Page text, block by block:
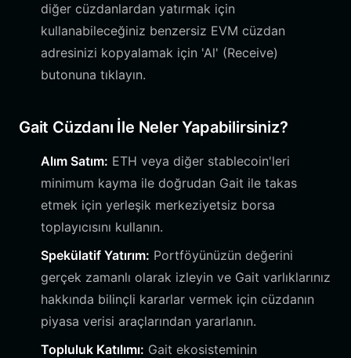
diğer cüzdanlardan yatırmak için
kullanabileceğiniz benzersiz EVM cüzdan
adresinizi kopyalamak için 'Al' (Receive)
butonuna tıklayın.
Gait Cüzdanı İle Neler Yapabilirsiniz?
Alım Satım: ETH veya diğer stablecoin'leri
minimum kayma ile doğrudan Gait ile takas
etmek için yerleşik merkeziyetsiz borsa
toplayıcısını kullanın.
Spekülatif Yatırım: Portföyünüzün değerini
gerçek zamanlı olarak izleyin ve Gait varlıklarınız
hakkında bilinçli kararlar vermek için cüzdanın
piyasa verisi araçlarından yararlanın.
Topluluk Katılımı: Gait ekosisteminin